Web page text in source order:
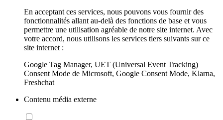
En acceptant ces services, nous pouvons vous fournir des
fonctionnalités allant au-delà des fonctions de base et vous
permettre une utilisation agréable de notre site internet. Avec
votre accord, nous utilisons les services tiers suivants sur ce
site internet :
Google Tag Manager, UET (Universal Event Tracking)
Consent Mode de Microsoft, Google Consent Mode, Klarna,
Freshchat
Contenu média externe